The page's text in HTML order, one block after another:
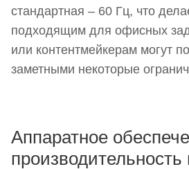
стандартная – 60 Гц, что
подходящим для офисных
или контентмейкерам могут
заметными некоторые
Аппаратное
производительность